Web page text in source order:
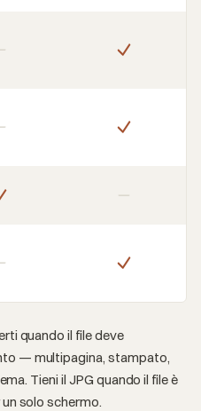
quando il file deve
— multipagina, stampato,
Tieni il JPG quando il file è
solo schermo.